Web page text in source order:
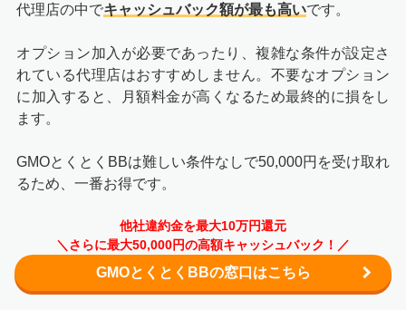
代理店の中でキャッシュバック額が最も高いです。
オプション加入が必要であったり、複雑な条件が設定さ
れている代理店はおすすめしません。不要なオプション
に加入すると、月額料金が高くなるため最終的に損をし
ます。
GMOとくとくBBは難しい条件なしで50,000円を受け取れ
るため、一番お得です。
他社違約金を最大10万円還元
＼さらに最大50,000円の高額キャッシュバック！／
GMOとくとくBBの窓口はこちら